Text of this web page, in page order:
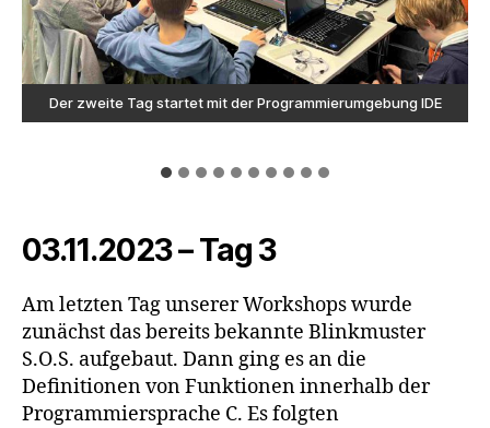
Der zweite Tag startet mit der Programmierumgebung IDE
Auszug aus dem Programm Blinkmuster S.O.S.
Die Jugendlichen sind in die Arbeit vertieft
Klaus Rudelt bespricht Details des Programms zur Erstellung
einer Bedingung, hier mit Matteo und Jannik
Kalian und Kadir messen den Spannungsabfall an
unterschiedlichen Kontaktstellen der Schaltung
Edoardo beim Versuchsaufbau Spannungsabfall messen
Erarbeitung der Funktion einer Reihenschaltung
Unsere Teilnehmer hatten innerhalb weiniger Stunden das
komplette Datenvolumen von 6 GB verbraucht!
Mittels des Mini-Routers konnte Arduino die notwendigen
Updates downloaden. Unsere Teilnehmer nutzen das
Neben inhaltlichen Aufgaben bleibt auch immer noch Zeit zum
Entspannen und Spielen
03.11.2023 – Tag 3
Am letzten Tag unserer Workshops wurde
zunächst das bereits bekannte Blinkmuster
S.O.S. aufgebaut. Dann ging es an die
Definitionen von Funktionen innerhalb der
Programmiersprache C. Es folgten